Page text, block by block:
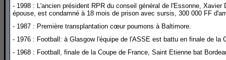
- 1998 : L'ancien président RPR du conseil général de l'Essonne,
épouse, est condamné à 18 mois de prison avec sursis, 300 000 FF
- 1987 : Première transplantation cœur poumons à Baltimore.
- 1976 : Football: à Glasgow l'équipe de l'ASSE est battu en finale de la
- 1968 : Football, finale de la Coupe de France, Saint Etienne bat